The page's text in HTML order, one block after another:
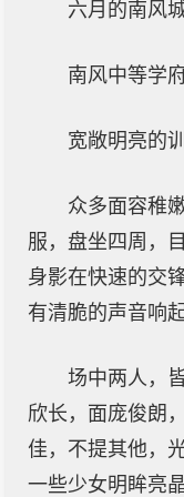
六月的南风
南风中等学府
宽敞明亮的
众多面容稚
服，盘坐四周，
身影在快速的交
有清脆的声音响
场中两人，
欣长，面庞俊朗
佳，不提其他，
一些少女明眸亮